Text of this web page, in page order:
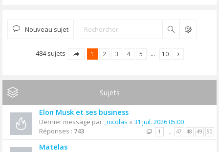
Nouveau sujet Rechercher
484 sujets 1 2 3 4 5 … 10
Sujets
Elon Musk et ses business
Dernier message par _nicolas « 31 juil. 2026 05:00
Réponses : 743 1 … 47 48 49 50
Matelas